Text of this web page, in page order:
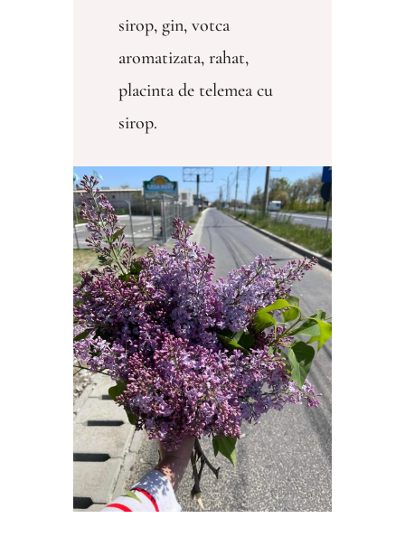
sirop, gin, votca
aromatizata, rahat,
placinta de telemea cu
sirop.